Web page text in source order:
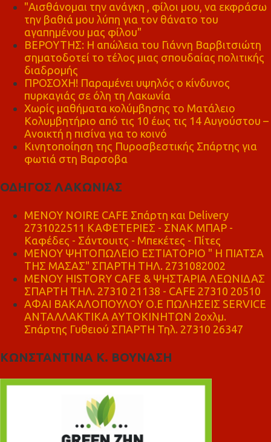
"Αισθάνομαι την ανάγκη , φίλοι μου, να εκφράσω
την βαθιά μου λύπη για τον θάνατο του
αγαπημένου μας φίλου"
ΒΕΡΟΥΤΗΣ: Η απώλεια του Γιάννη Βαρβιτσιώτη
σηματοδοτεί το τέλος μιας σπουδαίας πολιτικής
διαδρομής
ΠΡΟΣΟΧΗ! Παραμένει υψηλός ο κίνδυνος
πυρκαγιάς σε όλη τη Λακωνία
Χωρίς μαθήματα κολύμβησης το Ματάλειο
Κολυμβητήριο από τις 10 έως τις 14 Αυγούστου –
Ανοικτή η πισίνα για το κοινό
Κινητοποίηση της Πυροσβεστικής Σπάρτης για
φωτιά στη Βαρσοβα
ΟΔΗΓΟΣ ΛΑΚΩΝΙΑΣ
MENOY NOIRE CAFE Σπάρτη και Delivery
2731022511 ΚΑΦΕΤΕΡΙΕΣ - ΣΝΑΚ ΜΠΑΡ -
Καφέδες - Σάντουιτς - Μπεκέτες - Πίτες
ΜΕΝΟΥ ΨΗΤΟΠΩΛΕΙΟ ΕΣΤΙΑΤΟΡΙΟ " Η ΠΙΑΤΣΑ
ΤΗΣ ΜΑΣΑΣ" ΣΠΑΡΤΗ ΤΗΛ. 2731082002
ΜΕΝΟΥ HISTORY CAFE & ΨΗΣΤΑΡΙΑ ΛΕΩΝΙΔΑΣ
ΣΠΑΡΤΗ ΤΗΛ. 27310 21138 - CAFE 27310 20510
ΑΦΑΙ ΒΑΚΑΛΟΠΟΥΛΟΥ Ο.Ε ΠΩΛΗΣΕΙΣ SERVICE
ΑΝΤΑΛΛΑΚΤΙΚΑ ΑΥΤΟΚΙΝΗΤΩΝ 2οχλμ.
Σπάρτης Γυθειού ΣΠΑΡΤΗ Τηλ. 27310 26347
ΚΩΝΣΤΑΝΤΙΝΑ Κ. ΒΟΥΝΑΣΗ